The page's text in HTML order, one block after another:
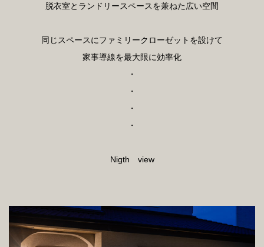
脱衣室とランドリースペースを兼ねた広い空間
同じスペースにファミリークローゼットを設けて
家事導線を最大限に効率化
・
・
・
・
Nigth view